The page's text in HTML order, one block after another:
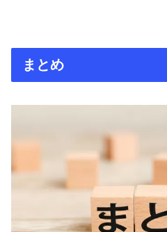
まとめ